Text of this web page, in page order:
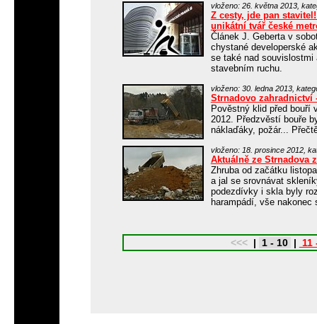
vloženo: 26. května 2013,
Z cesty, jde pan
unikátní tvář české
Článek J. Geberta v
chystané developerské
se také nad
stavebním ruchu.
vloženo: 30. ledna 2013,
Strnadovo zahradnictví
Pověstný klid před bouří
2012. Předzvěstí bouře
náklaďáky, požár...
vloženo: 18. prosince 2012,
Aktuálně ze Strnadova
Zhruba od začátku
a jal se srovnávat
podezdívky i skla byly
harampádí, vše nakonec
<<< | 1 - 10 | 11